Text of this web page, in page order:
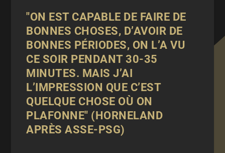
"ON EST CAPABLE DE FAIRE DE
BONNES CHOSES, D’AVOIR DE
BONNES PÉRIODES, ON L’A VU
CE SOIR PENDANT 30-35
MINUTES. MAIS J’AI
L’IMPRESSION QUE C’EST
QUELQUE CHOSE OÙ ON
PLAFONNE" (HORNELAND
APRÈS ASSE-PSG)